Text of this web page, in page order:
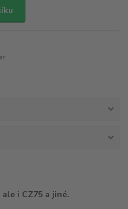
i CZ75 a jiné.